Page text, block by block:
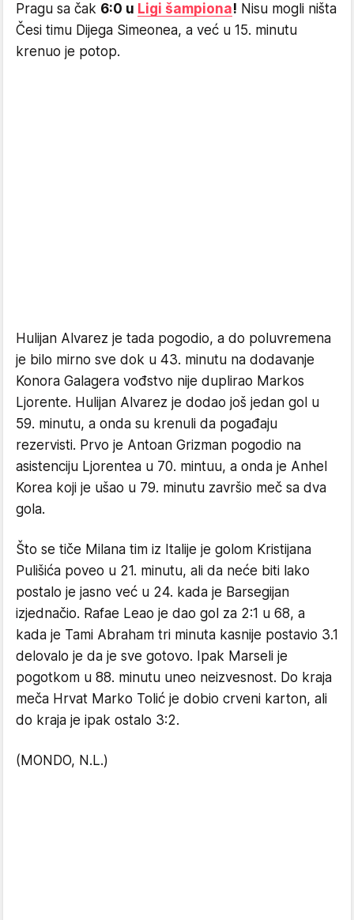
Pragu sa čak 6:0 u Ligi šampiona! Nisu mogli ništa
Česi timu Dijega Simeonea, a već u 15. minutu
krenuo je potop.
Hulijan Alvarez je tada pogodio, a do poluvremena
je bilo mirno sve dok u 43. minutu na dodavanje
Konora Galagera vođstvo nije duplirao Markos
Ljorente. Hulijan Alvarez je dodao još jedan gol u
59. minutu, a onda su krenuli da pogađaju
rezervisti. Prvo je Antoan Grizman pogodio na
asistenciju Ljorentea u 70. mintuu, a onda je Anhel
Korea koji je ušao u 79. minutu završio meč sa dva
gola.
Što se tiče Milana tim iz Italije je golom Kristijana
Pulišića poveo u 21. minutu, ali da neće biti lako
postalo je jasno već u 24. kada je Barsegijan
izjednačio. Rafae Leao je dao gol za 2:1 u 68, a
kada je Tami Abraham tri minuta kasnije postavio 3.1
delovalo je da je sve gotovo. Ipak Marseli je
pogotkom u 88. minutu uneo neizvesnost. Do kraja
meča Hrvat Marko Tolić je dobio crveni karton, ali
do kraja je ipak ostalo 3:2.
(MONDO, N.L.)